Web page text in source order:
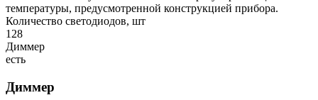
температуры, предусмотренной конструкцией прибора.
Количество светодиодов, шт
128
Диммер
есть
Диммер